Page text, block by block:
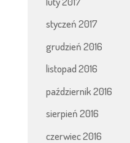
styczeń 2017
grudzień 2016
listopad 2016
październik 2016
sierpień 2016
czerwiec 2016